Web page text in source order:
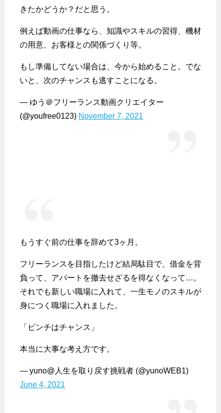
きたかどうか？だと思う。
例えば動画の仕事なら、知識やスキルの習得、機材
の用意、お客様との関係づくり等。
もし準備してない場合は、今から始めること。でな
いと、次のチャンスも逃すことになる。
— ゆう＠フリーランス動画クリエイター
(@youfree0123) November 7, 2021
もうすぐ前の仕事を辞めて3ヶ月。
フリーランスを目指したけど結局駄目で、借金を背
負って、アパートを撤去せざるを得なくなって…。
それでも新しい職場に入れて、一生モノのスキルが
身につく職場に入れました。
「ピンチはチャンス」
本当に大事な考え方です。
— yuno@人生を取り戻す挑戦者 (@yunoWEB1)
June 4, 2021